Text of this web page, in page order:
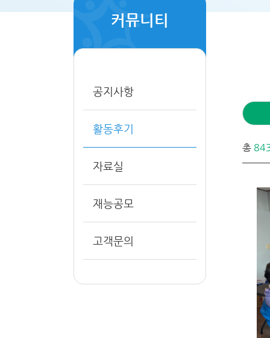
커뮤니티
공지사항
활동후기
자료실
재능공모
고객문의
총